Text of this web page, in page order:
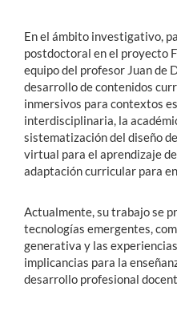
En el ámbito investigativo,
postdoctoral en el proyecto
equipo del profesor Juan de
desarrollo de contenidos
inmersivos para contextos
interdisciplinaria, la
sistematización del diseño
virtual para el aprendizaje
adaptación curricular para
Actualmente, su trabajo se
tecnologías emergentes,
generativa y las
implicancias para la
desarrollo profesional